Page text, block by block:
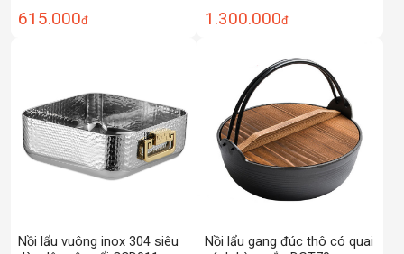
615.000đ 1.300.000đ
Nồi lẩu vuông inox 304 siêu
Nồi lẩu gang đúc thô có quai